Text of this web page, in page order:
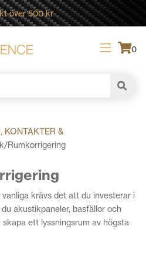
över 500 kr
0
KONTAKTER &
Rumkorrigering
krävs det att du investerar i
akustikpaneler, basfällor och
ett lyssningsrum av högsta
finns produkterna som kommer